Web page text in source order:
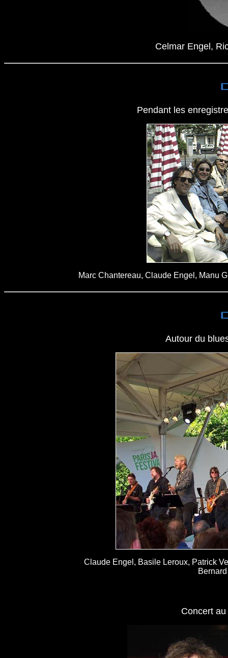
Celmar Engel,
Pendant les
Marc Chantereau, Claude Engel, Manu
Autour du
Claude Engel, Basile Leroux, Patrick
Concert